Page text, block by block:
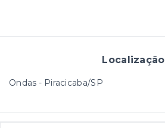
Localização
Ondas - Piracicaba/SP